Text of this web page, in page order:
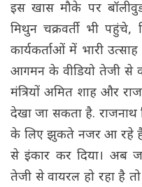
इस खास मौके पर
मिथुन चक्रवर्ती भी
कार्यकर्ताओं में भारी
आगमन के वीडियो तेजी से
मंत्रियों अमित शाह और
देखा जा सकता है. राजनाथ
के लिए झुकते नजर आ रहे
से इंकार कर दिया। अब
तेजी से वायरल हो रहा है